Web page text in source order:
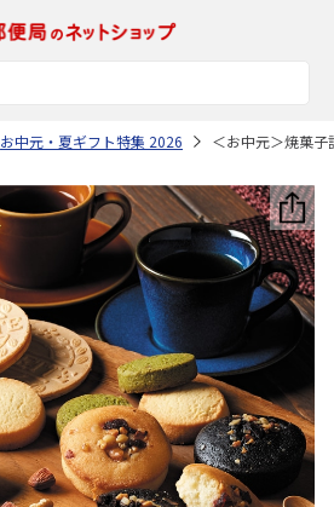
お中元・夏ギフト特集 2026 ＜お中元＞焼菓子